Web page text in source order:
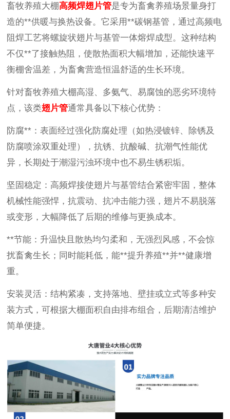
畜牧养殖大棚高频焊翅片管是专为畜禽养殖场景量身打
造的**供暖与换热设备。它采用**碳钢基管，通过高频电
阻焊工艺将螺旋状翅片与基管一体熔焊成型。这种结构
不仅**了接触热阻，使散热面积大幅增加，还能快速平
衡棚舍温差，为畜禽营造恒温舒适的生长环境。
针对畜牧养殖大棚高湿、多氨气、易腐蚀的恶劣环境特
点，该类翅片管通常具备以下核心优势：
防腐**：表面经过强化防腐处理（如热浸镀锌、除锈及
防腐喷涂双重处理），抗锈、抗酸碱、抗潮气性能优
异，长期处于潮湿污浊环境中也不易生锈积垢。
坚固稳定：高频焊接使翅片与基管结合紧密牢固，整体
机械性能强悍，抗震动、抗冲击能力强，翅片不易脱落
或变形，大幅降低了后期的维修与更换成本。
**节能：升温快且散热均匀柔和，无强烈风感，不会惊
扰畜禽生长；同时能耗低，能**提升养殖**并**健康增
重。
安装灵活：结构紧凑，支持落地、壁挂或立式等多种安
装方式，可根据大棚面积自由排布组合，后期清洁维护
简单便捷。